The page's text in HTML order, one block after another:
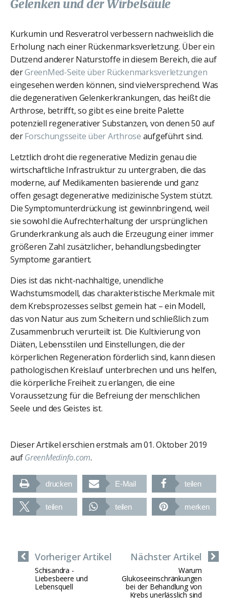
Gelenken und der Wirbelsäule
Kurkumin und Resveratrol verbessern nachweislich die
Erholung nach einer Rückenmarksverletzung. Über ein
Dutzend anderer Naturstoffe in diesem Bereich, die auf
derGreenMed-Seite über Rückenmarksverletzungen
eingesehen werden können, sind vielversprechend. Was
die degenerativen Gelenkerkrankungen, das heißt die
Arthrose, betrifft, so gibt es eine breite Palette
potenziell regenerativer Substanzen, von denen 50 auf
derForschungsseite über Arthrose aufgeführt sind.
Letztlich droht die regenerative Medizin genau die
wirtschaftliche Infrastruktur zu untergraben, die das
moderne, auf Medikamenten basierende und ganz
offen gesagt degenerative medizinische System stützt.
Die Symptomunterdrückung ist gewinnbringend, weil
sie sowohl die Aufrechterhaltung der ursprünglichen
Grunderkrankung als auch die Erzeugung einer immer
größeren Zahl zusätzlicher, behandlungsbedingter
Symptome garantiert.
Dies ist das nicht-nachhaltige, unendliche
Wachstumsmodell, das charakteristische Merkmale mit
dem Krebsprozesses selbst gemein hat – ein Modell,
das von Natur aus zum Scheitern und schließlich zum
Zusammenbruch verurteilt ist. Die Kultivierung von
Diäten, Lebensstilen und Einstellungen, die der
körperlichen Regeneration förderlich sind, kann diesen
pathologischen Kreislauf unterbrechen und uns helfen,
die körperliche Freiheit zu erlangen, die eine
Voraussetzung für die Befreiung der menschlichen
Seele und des Geistes ist.
Dieser Artikel erschien erstmals am 01. Oktober 2019
aufGreenMedinfo.com.
drucken E-Mail teilen
teilen teilen merken
Nächster Artikel
Warum
Glukoseeinschränkungen
bei der Behandlung von
Krebs unerlässlich sind
Vorheriger Artikel
Schisandra -
Liebesbeere und
Lebensquell